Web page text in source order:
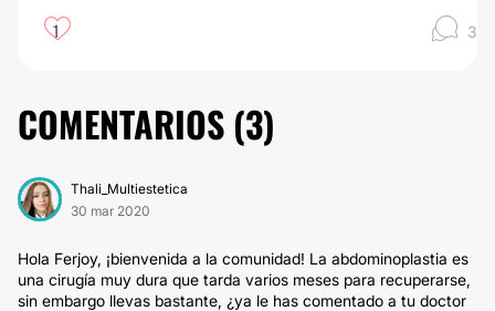
1 3
COMENTARIOS (3)
Thali_Multiestetica
30 mar 2020
Hola Ferjoy, ¡bienvenida a la comunidad! La abdominoplastia es
una cirugía muy dura que tarda varios meses para recuperarse,
sin embargo llevas bastante, ¿ya le has comentado a tu doctor